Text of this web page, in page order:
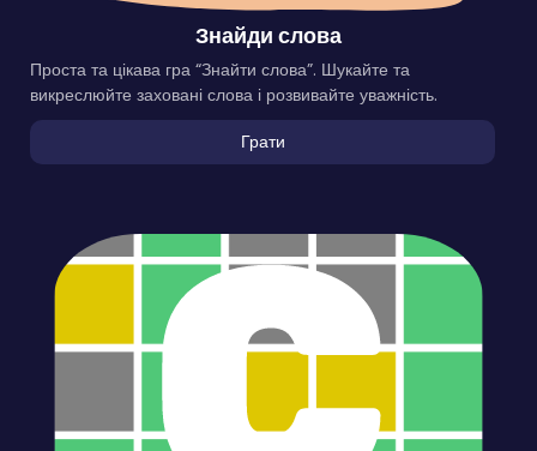
Знайди слова
Проста та цікава гра “Знайти слова”. Шукайте та
викреслюйте заховані слова і розвивайте уважність.
Грати